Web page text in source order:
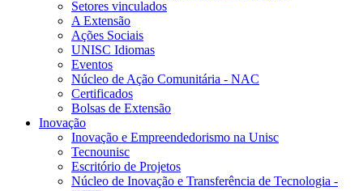
Setores vinculados
A Extensão
Ações Sociais
UNISC Idiomas
Eventos
Núcleo de Ação Comunitária - NAC
Certificados
Bolsas de Extensão
Inovação
Inovação e Empreendedorismo na Unisc
Tecnounisc
Escritório de Projetos
Núcleo de Inovação e Transferência de Tecnologia -